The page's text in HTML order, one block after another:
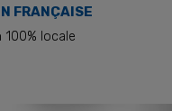
FRANÇAISE
locale